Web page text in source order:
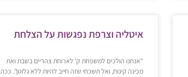
איטליה וצרפת נפגשות על הצלחת
"אנחנו הולכים למשפחת ק' לארוחת צהריים בשבת ואת
מכינה קינוח, ואל תשכחי שזה חייב להיות ללא גלוטן". ככה